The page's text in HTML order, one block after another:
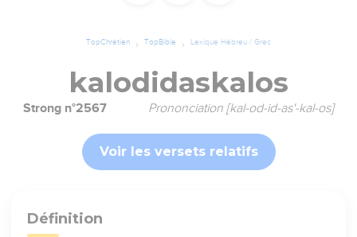
TopChrétien TopBible Lexique Hébreu / Grec
kalodidaskalos
Strong n°2567 Prononciation [kal-od-id-as'-kal-os]
Voir les versets relatifs
Définition